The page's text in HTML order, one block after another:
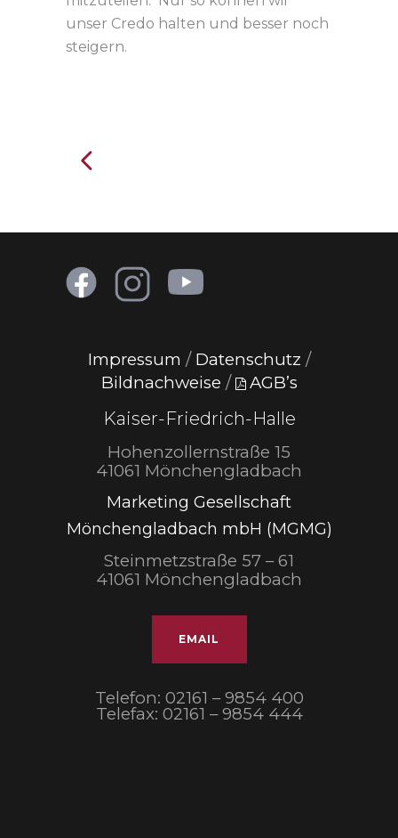
unser Credo halten und besser noch
steigern.
Impressum / Datenschutz /
Bildnachweise / AGB’s
Kaiser-Friedrich-Halle
Hohenzollernstraße 15
41061 Mönchengladbach
Marketing Gesellschaft
Mönchengladbach mbH (MGMG)
Steinmetzstraße 57 – 61
41061 Mönchengladbach
EMAIL
Telefon: 02161 – 9854 400
Telefax: 02161 – 9854 444